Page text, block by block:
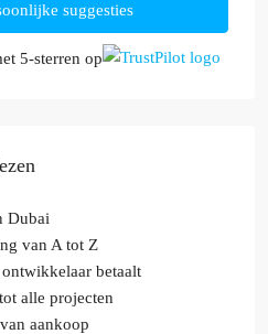
suggesties
5-sterren op
Dubai
van A tot Z
betaalt
alle projecten
aankoop